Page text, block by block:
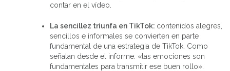
contar en el vídeo.
La sencillez triunfa en TikTok: contenidos alegres,
sencillos e informales se convierten en parte
fundamental de una estrategia de TikTok. Como
señalan desde el informe: «las emociones son
fundamentales para transmitir ese buen rollo».